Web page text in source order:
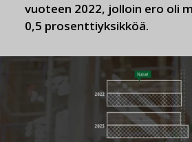
vuoteen 2022, jolloin ero oli
0,5 prosenttiyksikköä.